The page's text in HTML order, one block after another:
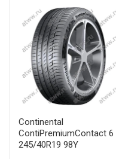
Continental
ContiPremiumContact 6
245/40R19 98Y